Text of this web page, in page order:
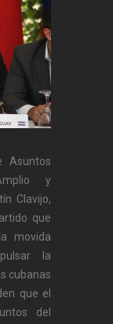
Asuntos
y
Clavijo,
que
movida
la
cubanas
que el
del